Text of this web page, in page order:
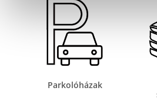
Parkolóházak